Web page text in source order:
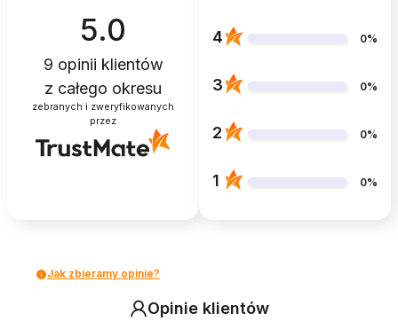
5.0
9 opinii klientów
z całego okresu
zebranych i zweryfikowanych
przez
4 0%
3 0%
2 0%
1 0%
Jak zbieramy opinie?
Opinie klientów